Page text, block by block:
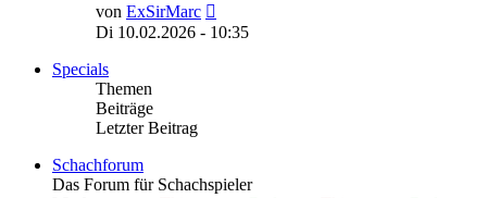
von ExSirMarc
Beitrag
Di 10.02.2026 - 10:35
Specials
Themen
Beiträge
Letzter Beitrag
Schachforum
Das Forum für Schachspieler